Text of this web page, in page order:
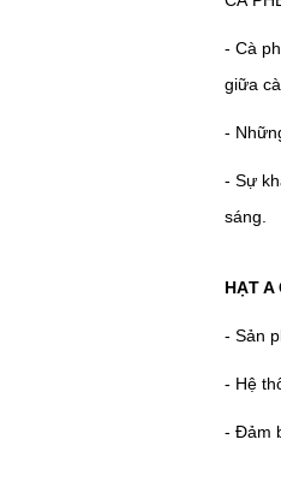
- Cà
giữa
-
- Sự
sáng.
HẠT A
- Sản
- Hệ
- Đảm